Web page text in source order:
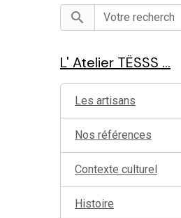
L' Atelier TËSSS ...
Les artisans
Nos références
Contexte culturel
Histoire